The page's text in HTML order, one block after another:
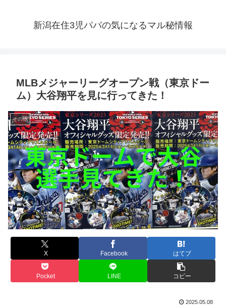
新潟在住3児パパの気になるマル秘情報
MLBメジャーリーグオープン戦（東京ドー
ム）大谷翔平を見に行ってきた！
その他
X Facebook はてブ
Pocket LINE コピー
2025.05.08